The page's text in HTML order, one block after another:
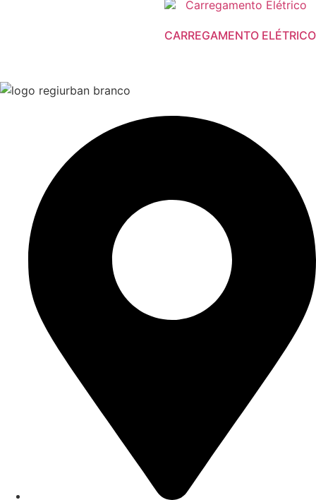
CARREGAMENTO ELÉTRICO